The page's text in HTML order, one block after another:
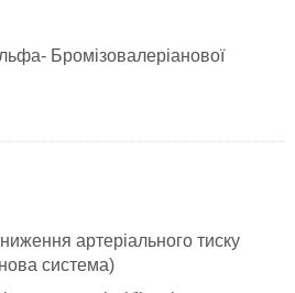
Бромізовалеріанової
артеріального тиску
система)